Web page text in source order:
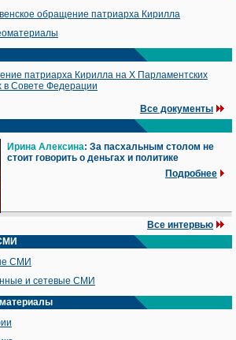
обращение патриарха Кирилла
патриарха Кирилла на X Парламентских
в Совете Федерации
Все документы
Ирина Алексина: За пасхальным столом не
стоит говорить о деньгах и политике
Подробнее
Все интервью
СМИ
и сетевые СМИ